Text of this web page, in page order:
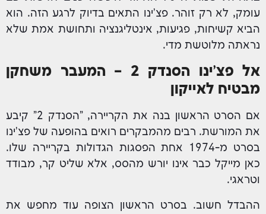
עומק, לא רק זוהר. פצ'ינו התאים בדיוק לרגע הזה. הוא
הביא קשיחות, פגיעות, אינטליגנציה ותחושת אמת שלא
נראתה מלוטשת מדי.
אל פצ'ינו הסנדק 2 – המעבר משחקן
מבטיח לאייקון
אם הסרט הראשון בנה את הקריירה, "הסנדק 2" קיבע
את המורשת. רבים מהמבקרים רואים בהופעה של פצ'ינו
בסרט מ-1974 אחת הפסגות הגדולות בקריירה שלו.
כאן מייקל כבר אינו יורש מהסס, אלא שליט קר, מבודד
וטראגי.
ההבדל חשוב. בסרט הראשון הצופה עוד מחפש את